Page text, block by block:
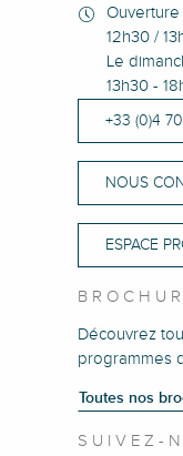
12h30 /
Le
13h30 -
+33 (0)4
NOUS
ESPACE
Découvrez
programmes
Toutes nos
SUIVEZ-